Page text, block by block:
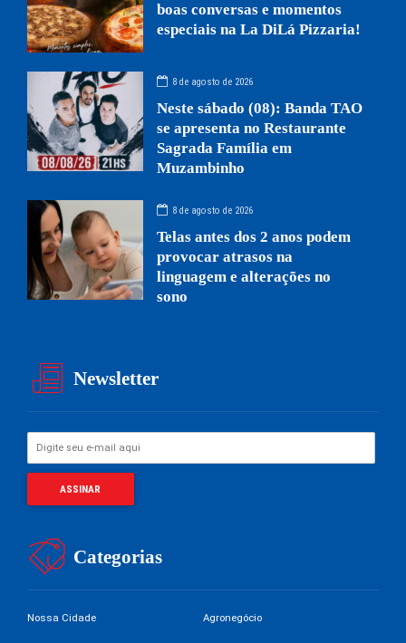
boas conversas e momentos
especiais na La DiLá Pizzaria!
8 de agosto de 2026
Neste sábado (08): Banda TAO
se apresenta no Restaurante
Sagrada Família em
Muzambinho
8 de agosto de 2026
Telas antes dos 2 anos podem
provocar atrasos na
linguagem e alterações no
sono
Newsletter
Categorias
Nossa Cidade Agronegócio